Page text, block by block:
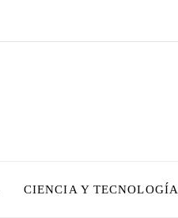
CIENCIA Y TECNOLOGÍA